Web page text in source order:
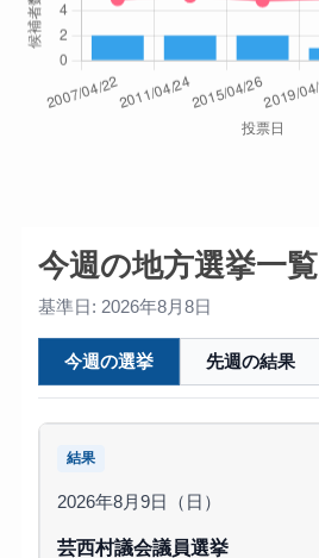
今週の地方選挙一覧
基準日: 2026年8月8日
今週の選挙 先週の結果
結果
2026年8月9日（日）
芸西村議会議員選挙